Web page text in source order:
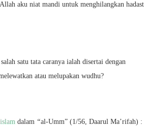
aku niat mandi untuk menghilangkan hadast
satu tata caranya ialah disertai dengan
atau melupakan wudhu?
dalam “al-Umm” (1/56, Daarul Ma’rifah) :